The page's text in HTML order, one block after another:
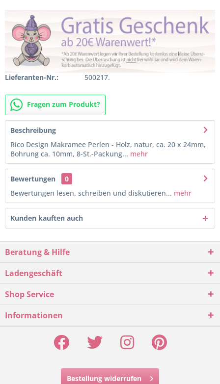
Lieferanten-Nr.: 500217.
Fragen zum Produkt?
Beschreibung
Rico Design Makramee Perlen - Holz, natur, ca. 20 x 24mm,
Bohrung ca. 10mm, 8-St.-Packung... mehr
Bewertungen
0
Bewertungen lesen, schreiben und diskutieren... mehr
Kunden kauften auch
Beratung & Hilfe
Ladengeschäft
Shop Service
Informationen
Bestellung widerrufen